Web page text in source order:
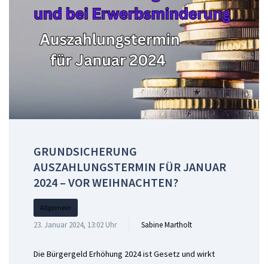
GRUNDSICHERUNG
AUSZAHLUNGSTERMIN FÜR JANUAR
2024 – VOR WEIHNACHTEN?
Allgemein
23. Januar 2024, 13:02 Uhr Sabine Martholt
Die Bürgergeld Erhöhung 2024 ist Gesetz und wirkt